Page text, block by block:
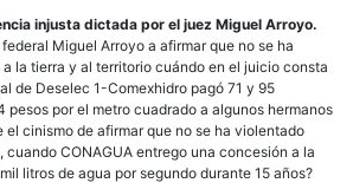
injusta dictada por el juez Miguel Arroyo.
Miguel Arroyo a afirmar que no se ha
la tierra y al territorio cuándo en el juicio consta
de Deselec 1-Comexhidro pagó 71 y 95
pesos por el metro cuadrado a algunos hermanos
el cinismo de afirmar que no se ha violentado
cuando CONAGUA entrego una concesión a la
litros de agua por segundo durante 15 años?